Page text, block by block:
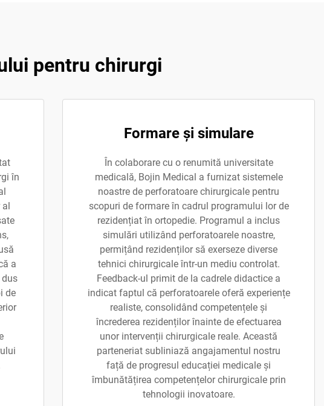
pentru chirurgi
în
al
a
de
Formare și simulare
În colaborare cu o renumită universitate
medicală, Bojin Medical a furnizat sistemele
noastre de perforatoare chirurgicale pentru
scopuri de formare în cadrul programului lor de
rezidențiat în ortopedie. Programul a inclus
simulări utilizând perforatoarele noastre,
permițând rezidenților să exerseze diverse
tehnici chirurgicale într-un mediu controlat.
Feedback-ul primit de la cadrele didactice a
indicat faptul că perforatoarele oferă experiențe
realiste, consolidând competențele și
încrederea rezidenților înainte de efectuarea
unor intervenții chirurgicale reale. Această
parteneriat subliniază angajamentul nostru
față de progresul educației medicale și
îmbunătățirea competențelor chirurgicale prin
tehnologii inovatoare.